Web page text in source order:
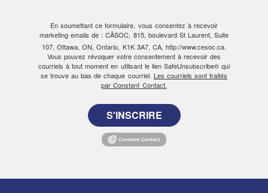
En soumettant ce formulaire, vous consentez à recevoir
marketing emails de : CÃSOC, 815, boulevard St Laurent, Suite
107, Ottawa, ON, Ontario, K1K 3A7, CA, http://www.cesoc.ca.
Vous pouvez révoquer votre consentement à recevoir des
courriels à tout moment en utilisant le lien SafeUnsubscribe® qui
se trouve au bas de chaque courriel. Les courriels sont traités
par Constant Contact.
S'INSCRIRE